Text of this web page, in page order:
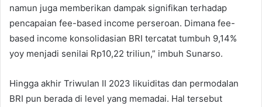
namun juga memberikan dampak signifikan terhadap
pencapaian fee-based income perseroan. Dimana fee-
based income konsolidasian BRI tercatat tumbuh 9,14%
yoy menjadi senilai Rp10,22 triliun,” imbuh Sunarso.
Hingga akhir Triwulan II 2023 likuiditas dan permodalan
BRI pun berada di level yang memadai. Hal tersebut